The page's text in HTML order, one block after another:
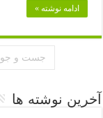
ادامه نوشته »
آخرین نوشته ها